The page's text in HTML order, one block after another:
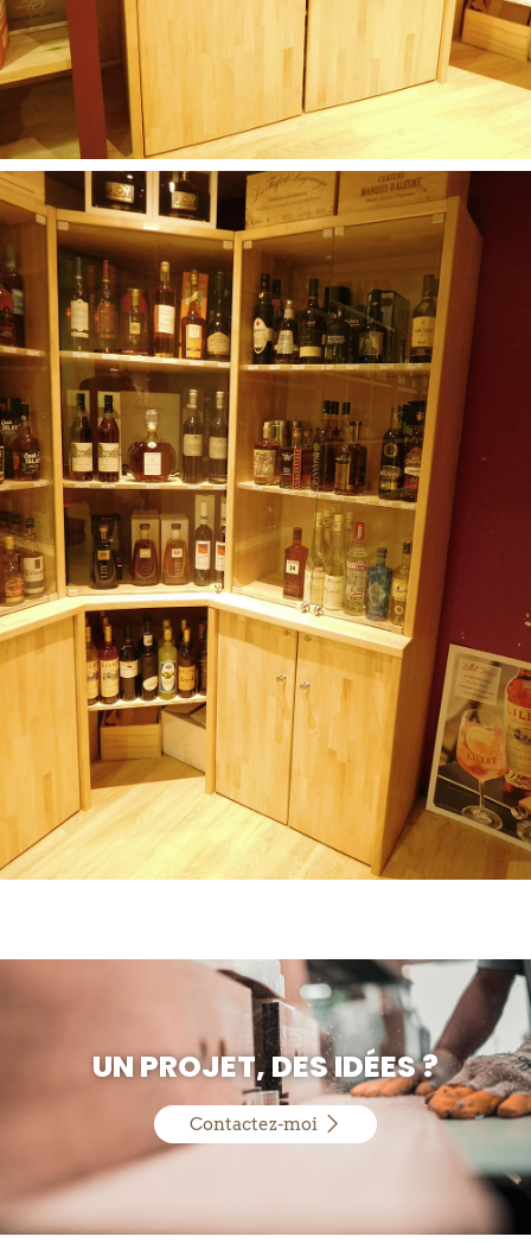
UN PROJET, DES IDÉES ?
Contactez-moi